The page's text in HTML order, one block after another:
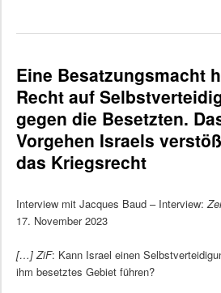
Eine Besatzungsmacht
Recht auf
gegen die Besetzten.
Vorgehen Israels
das Kriegsrecht
Interview mit Jacques Baud – Interview:
17. November 2023
[…] ZiF: Kann Israel einen
ihm besetztes Gebiet führen?